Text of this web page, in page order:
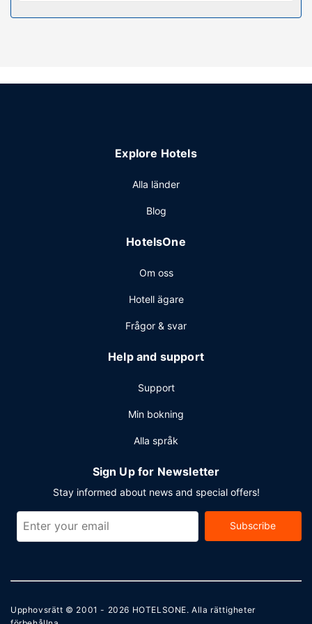
conciergetjänster och bröllopstjänster.
Gäster har tillgång till bland annat limousine- och
ett event i Rom? På detta hotell finns det event- och
däribland konferenscenter och 6 mötesrum.
Explore Hotels
Alla länder
Blog
HotelsOne
Om oss
Hotell ägare
Frågor & svar
Help and support
Support
Min bokning
Alla språk
Sign Up for Newsletter
Stay informed about news and special offers!
Subscribe
Upphovsrätt © 2001 - 2026 HOTELSONE. Alla rättigheter